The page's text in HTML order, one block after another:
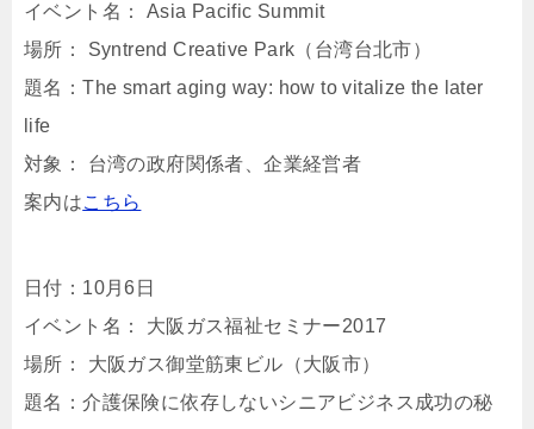
イベント名： Asia Pacific Summit
場所： Syntrend Creative Park（台湾台北市）
題名：The smart aging way: how to vitalize the later
life
対象： 台湾の政府関係者、企業経営者
案内はこちら
日付：10月6日
イベント名： 大阪ガス福祉セミナー2017
場所： 大阪ガス御堂筋東ビル（大阪市）
題名：介護保険に依存しないシニアビジネス成功の秘